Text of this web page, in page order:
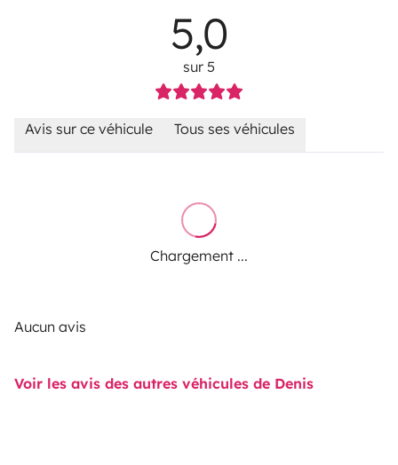
5,0
sur 5
Avis sur ce véhicule Tous ses véhicules
Chargement ...
Aucun avis
Voir les avis des autres véhicules de Denis